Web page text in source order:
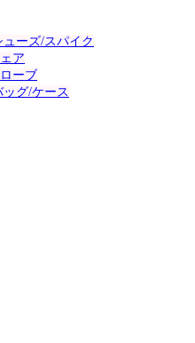
ーズ/スパイク
ア
ーブ
グ/ケース